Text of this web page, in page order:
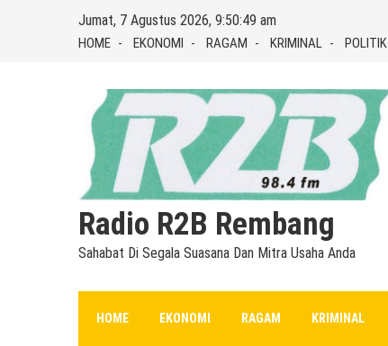
Jumat, 7 Agustus 2026, 9:50:50 am
HOME EKONOMI RAGAM KRIMINAL POLITIK
Radio R2B Rembang
Sahabat Di Segala Suasana Dan Mitra Usaha Anda
HOME EKONOMI RAGAM KRIMINAL